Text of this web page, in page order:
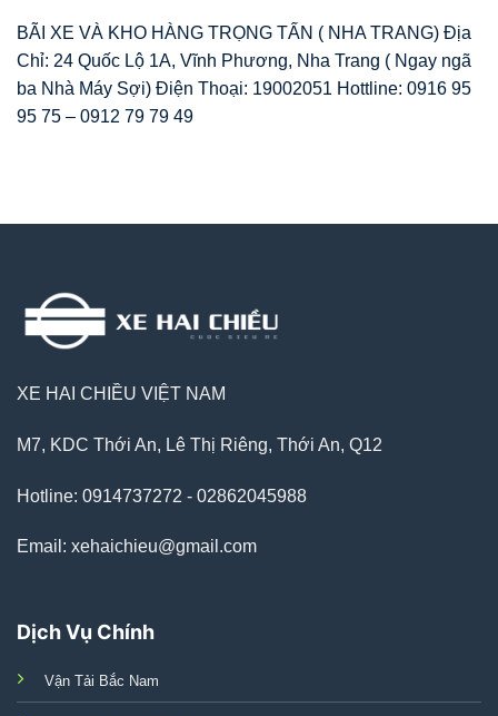
BÃI XE VÀ KHO HÀNG TRỌNG TẤN ( NHA TRANG) Địa
Chỉ: 24 Quốc Lộ 1A, Vĩnh Phương, Nha Trang ( Ngay ngã
ba Nhà Máy Sợi) Điện Thoại: 19002051 Hottline: 0916 95
95 75 – 0912 79 79 49
XE HAI CHIỀU VIỆT NAM
M7, KDC Thới An, Lê Thị Riêng, Thới An, Q12
Hotline: 0914737272 - 02862045988
Email: xehaichieu@gmail.com
Dịch Vụ Chính
Vận Tải Bắc Nam